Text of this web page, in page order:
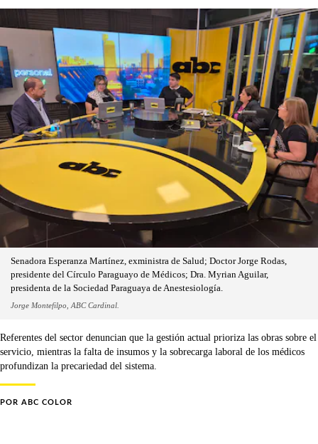
Senadora Esperanza Martínez, exministra de Salud; Doctor Jorge Rodas,
presidente del Círculo Paraguayo de Médicos; Dra. Myrian Aguilar,
presidenta de la Sociedad Paraguaya de Anestesiología.
Jorge Montefilpo, ABC Cardinal.
Referentes del sector denuncian que la gestión actual prioriza las obras sobre el
servicio, mientras la falta de insumos y la sobrecarga laboral de los médicos
profundizan la precariedad del sistema.
POR ABC COLOR